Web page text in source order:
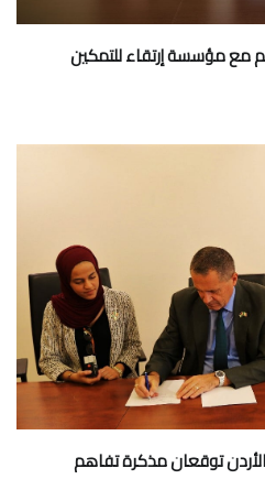
مع مؤسسة إرتقاء للتمكين
الأردن توقعان مذكرة تفاهم